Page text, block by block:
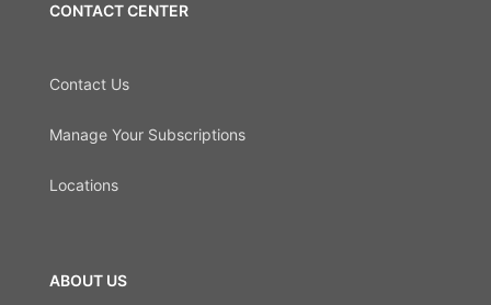
CONTACT CENTER
Contact Us
Manage Your Subscriptions
Locations
ABOUT US